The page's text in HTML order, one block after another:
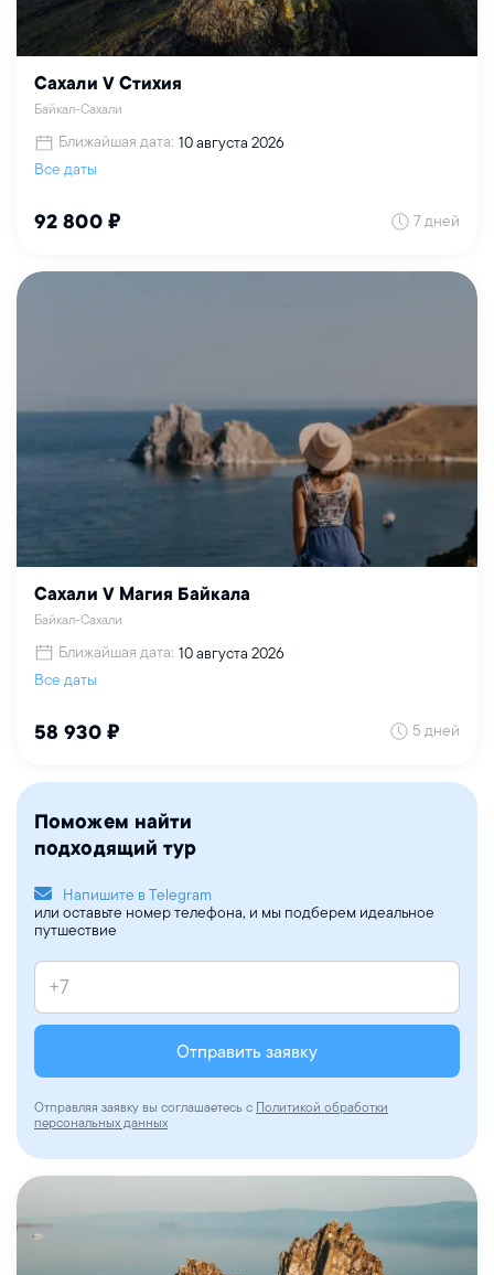
Сахали V Стихия
Байкал-Сахали
Ближайшая дата: 10 августа 2026
Все даты
92 800 ₽ 7 дней
Сахали V Магия Байкала
Байкал-Сахали
Ближайшая дата: 10 августа 2026
Все даты
58 930 ₽ 5 дней
Поможем найти
подходящий тур
Напишите в Telegram
или оставьте номер телефона, и мы подберем идеальное
путшествие
Отправить заявку
Отправляя заявку вы соглашаетесь с Политикой обработки
персональных данных